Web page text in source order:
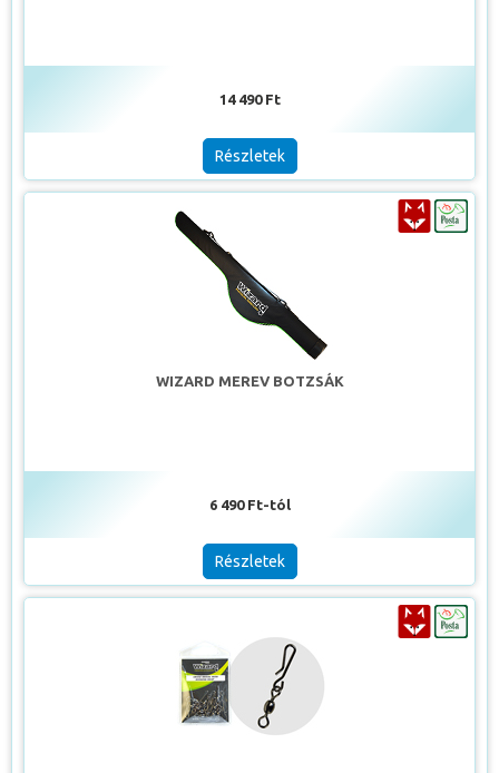
14 490 Ft
Részletek
WIZARD MEREV BOTZSÁK
6 490 Ft-tól
Részletek